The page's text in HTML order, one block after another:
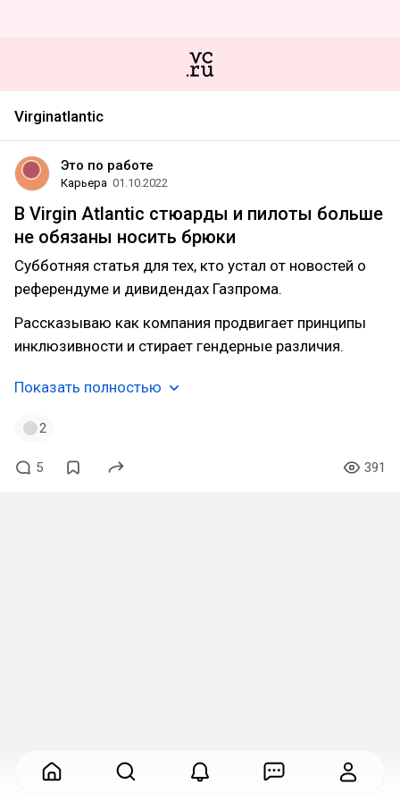
Virginatlantic
Это по работе
Карьера 01.10.2022
В Virgin Atlantic стюарды и пилоты больше
не обязаны носить брюки
Субботняя статья для тех, кто устал от новостей о
референдуме и дивидендах Газпрома.
Рассказываю как компания продвигает принципы
инклюзивности и стирает гендерные различия.
Показать полностью
2
5 391